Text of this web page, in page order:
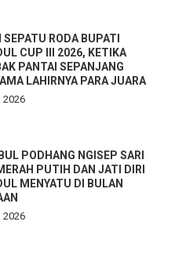
SEPATU RODA BUPATI
CUP III 2026, KETIKA
PANTAI SEPANJANG
LAHIRNYA PARA JUARA
2026
PODHANG NGISEP SARI
PUTIH DAN JATI DIRI
MENYATU DI BULAN
2026